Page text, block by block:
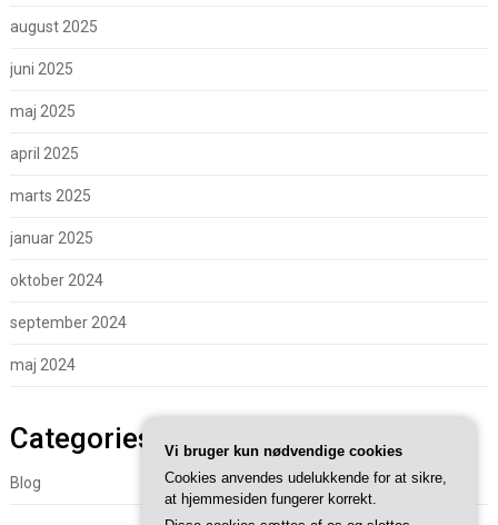
august 2025
juni 2025
maj 2025
april 2025
marts 2025
januar 2025
oktober 2024
september 2024
maj 2024
Categories
Blog
Vi bruger kun nødvendige cookies
Cookies anvendes udelukkende for at sikre,
at hjemmesiden fungerer korrekt.